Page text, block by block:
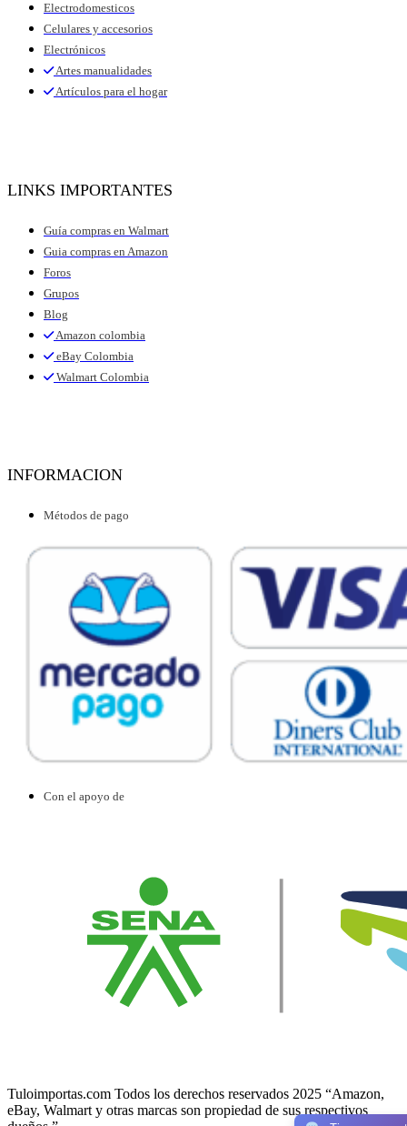
Electrodomesticos
Celulares y accesorios
Electrónicos
Artes manualidades
Artículos para el hogar
LINKS IMPORTANTES
Guía compras en Walmart
Guia compras en Amazon
Foros
Grupos
Blog
Amazon colombia
eBay Colombia
Walmart Colombia
INFORMACION
Métodos de pago
Con el apoyo de
Tuloimportas.com Todos los derechos reservados 2025 “Amazon,
eBay, Walmart y otras marcas son propiedad de sus respectivos